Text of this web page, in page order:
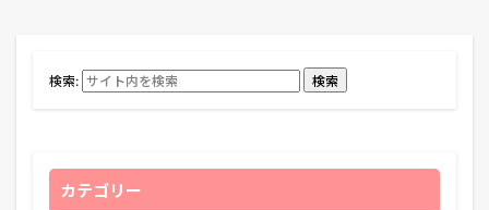
検索: 検索
カテゴリー